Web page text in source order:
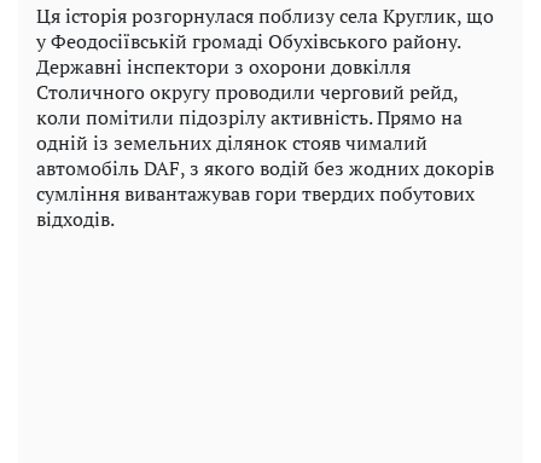
Ця історія розгорнулася поблизу села Круглик, що
у Феодосіївській громаді Обухівського району.
Державні інспектори з охорони довкілля
Столичного округу проводили черговий рейд,
коли помітили підозрілу активність. Прямо на
одній із земельних ділянок стояв чималий
автомобіль DAF, з якого водій без жодних докорів
сумління вивантажував гори твердих побутових
відходів.